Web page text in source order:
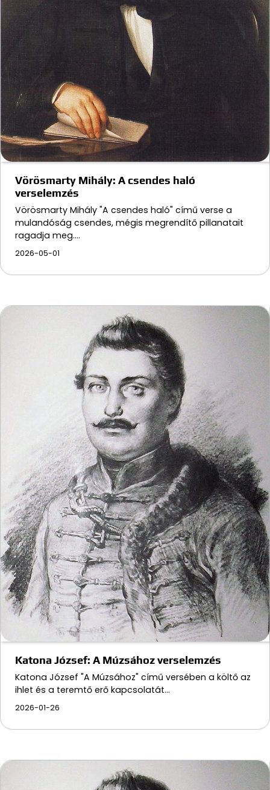
Vörösmarty Mihály: A csendes haló
verselemzés
Vörösmarty Mihály "A csendes haló" című verse a
mulandóság csendes, mégis megrendítő pillanatait
ragadja meg.…
2026-05-01
Katona József: A Múzsához verselemzés
Katona József "A Múzsához" című versében a költő az
ihlet és a teremtő erő kapcsolatát…
2026-01-26